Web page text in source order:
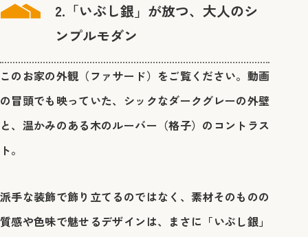
2.「いぶし銀」が放つ、大人のシ
ンプルモダン
このお家の外観（ファサード）をご覧ください。動画
の冒頭でも映っていた、シックなダークグレーの外壁
と、温かみのある木のルーバー（格子）のコントラス
ト。
派手な装飾で飾り立てるのではなく、素材そのものの
質感や色味で魅せるデザインは、まさに「いぶし銀」